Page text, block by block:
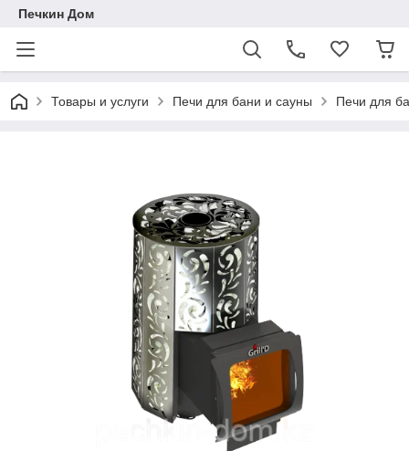
Печкин Дом
Товары и услуги Печи для бани и сауны Печи для